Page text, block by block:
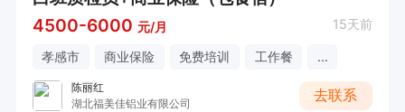
4500-6000 元/月 15天前
孝感市 商业保险 免费培训 工作餐 ...
陈丽红
湖北福美佳铝业有限公司
去联系